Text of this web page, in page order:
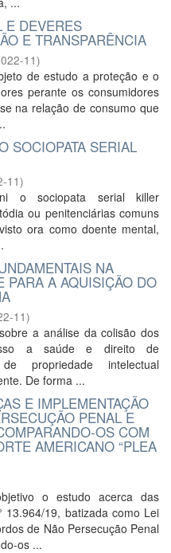
E DEVERES
E TRANSPARÊNCIA
11)
de estudo a proteção e o
perante os consumidores
na relação de consumo que
SOCIOPATA SERIAL
11)
o sociopata serial killer
ou penitenciárias comuns
ora como doente mental,
NA
PARA A AQUISIÇÃO DO
11)
a análise da colisão dos
a saúde e direito de
propriedade intelectual
De forma ...
E IMPLEMENTAÇÃO
PENAL E
OS COM
AMERICANO “PLEA
o estudo acerca das
13.964/19, batizada como Lei
de Não Persecução Penal
os ...